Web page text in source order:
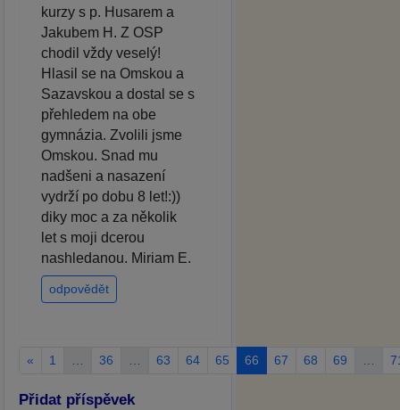
kurzy s p. Husarem a
Jakubem H. Z OSP
chodil vždy veselý!
Hlasil se na Omskou a
Sazavskou a dostal se s
přehledem na obe
gymnázia. Zvolili jsme
Omskou. Snad mu
nadšeni a nasazení
vydrží po dobu 8 let!:))
diky moc a za několik
let s moji dcerou
nashledanou. Miriam E.
odpovědět
« 1 36 63 64 65 66 67 68 69
Přidat příspěvek